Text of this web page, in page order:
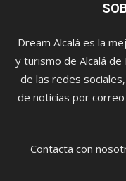
Dream Alcalá es la
y turismo de Alcalá
de las redes
de noticias por
Contacta con